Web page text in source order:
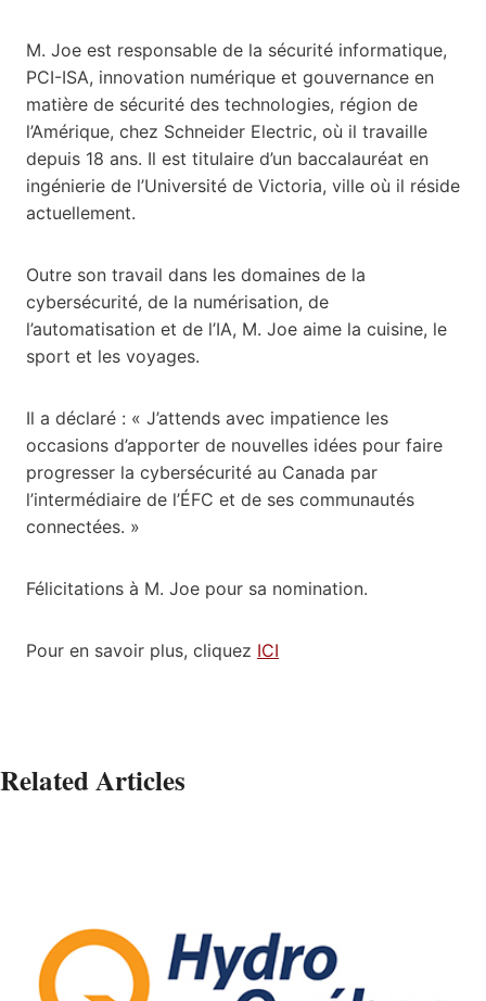
M. Joe est responsable de la sécurité informatique,
PCI-ISA, innovation numérique et gouvernance en
matière de sécurité des technologies, région de
l’Amérique, chez Schneider Electric, où il travaille
depuis 18 ans. Il est titulaire d’un baccalauréat en
ingénierie de l’Université de Victoria, ville où il réside
actuellement.
Outre son travail dans les domaines de la
cybersécurité, de la numérisation, de
l’automatisation et de l’IA, M. Joe aime la cuisine, le
sport et les voyages.
Il a déclaré : « J’attends avec impatience les
occasions d’apporter de nouvelles idées pour faire
progresser la cybersécurité au Canada par
l’intermédiaire de l’ÉFC et de ses communautés
connectées. »
Félicitations à M. Joe pour sa nomination.
Pour en savoir plus, cliquez ICI
Related Articles